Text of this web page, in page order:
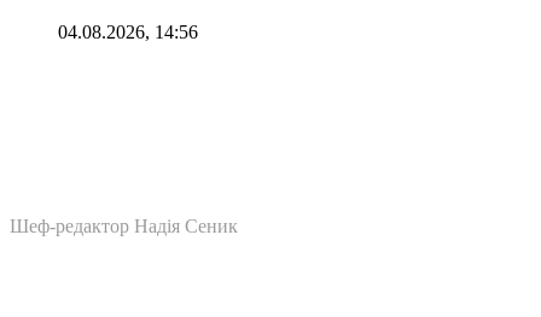
04.08.2026, 14:56
Шеф-редактор Надія Сеник